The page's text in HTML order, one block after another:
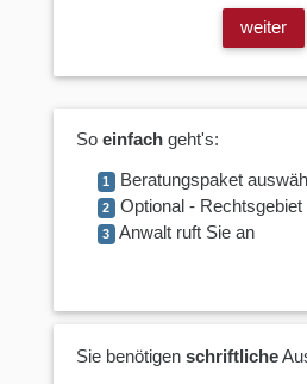
weiter
So einfachgeht's:
1 Beratungspaket
2 Optional - Rechtsgebiet
3 Anwalt ruft Sie an
Sie benötigen schriftliche